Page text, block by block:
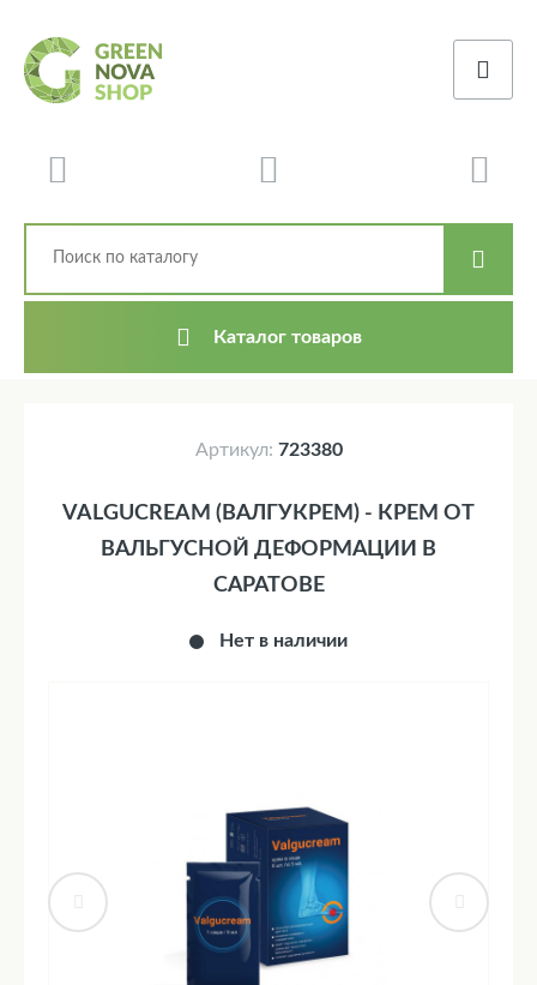
Каталог товаров
Артикул: 723380
Нет в наличии
VALGUCREAM (ВАЛГУКРЕМ) - КРЕМ ОТ
ВАЛЬГУСНОЙ ДЕФОРМАЦИИ В
САРАТОВЕ